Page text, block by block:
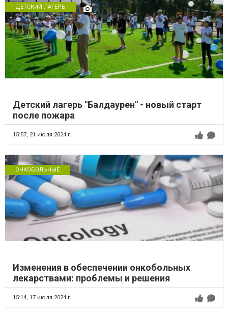
ДЕТСКИЙ ЛАГЕРЬ
Детский лагерь "Балдаурен" - новый старт
после пожара
15:57, 21 июля 2024 г.
ОНКОБОЛЬНЫЕ
Изменения в обеспечении онкобольных
лекарствами: проблемы и решения
15:14, 17 июля 2024 г.